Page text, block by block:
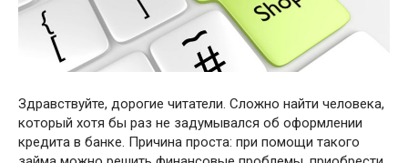
Здравствуйте, дорогие читатели. Сложно найти человека,
который хотя бы раз не задумывался об оформлении
кредита в банке. Причина проста: при помощи такого